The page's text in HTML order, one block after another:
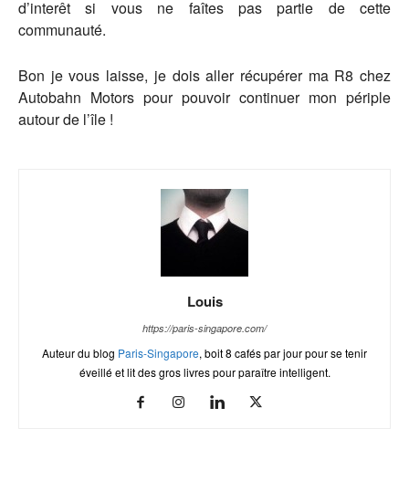
d’interêt si vous ne faîtes pas partie de cette
communauté.
Bon je vous laisse, je dois aller récupérer ma R8 chez
Autobahn Motors pour pouvoir continuer mon périple
autour de l’île !
Louis
https://paris-singapore.com/
Auteur du blog Paris-Singapore, boit 8 cafés par jour pour se tenir
éveillé et lit des gros livres pour paraître intelligent.